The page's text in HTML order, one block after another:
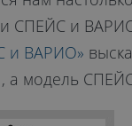
СПЕЙС и
и ВАРИО»
а модель